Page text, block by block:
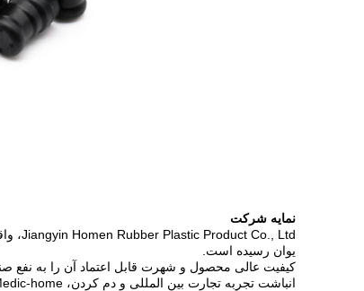
نمایه شرکت
یوان رسیده است.
انباشت تجربه تجارت بین المللی و دم کردن، Medic-home در می 2017 راه اندازی شد که یک پلت فرم معاملاتی خدمات یک مرحله ای در زمینه پزشکی و داروسازی است.